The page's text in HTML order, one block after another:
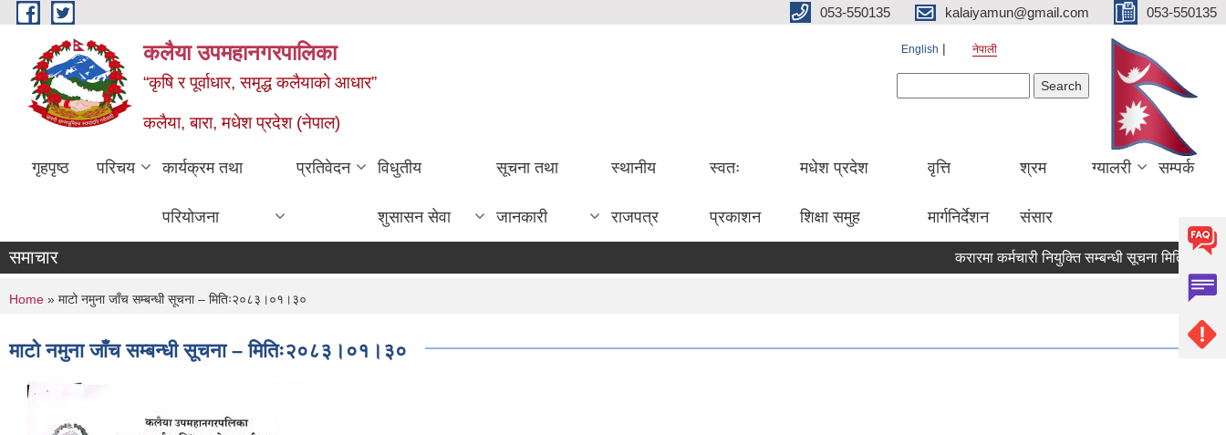
Skip to main content 053-550135 kalaiyamun@gmail.com 053-550135
कलैया उपमहानगरपालिका
“कृषि र पूर्वाधार, समृद्ध कलैयाको आधार”
कलैया, बारा, मधेश प्रदेश (नेपाल)
English नेपाली
गृहपृष्ठ परिचय कार्यक्रम तथा
परियोजना
प्रतिवेदन विधुतीय
शुसासन सेवा
सूचना तथा
जानकारी
स्थानीय
राजपत्र
स्वतः
प्रकाशन
मधेश प्रदेश
शिक्षा समुह
वृत्ति
मार्गनिर्देशन
श्रम
संसार
ग्यालरी सम्पर्क
समाचार करारमा कर्मचारी नियुक्ति सम्बन्धी सूचना मितिः
You are here
Home » माटो नमुना जाँच सम्बन्धी सूचना – मितिः२०८३।०१।३०
माटो नमुना जाँच सम्बन्धी सूचना – मितिः२०८३।०१।३०